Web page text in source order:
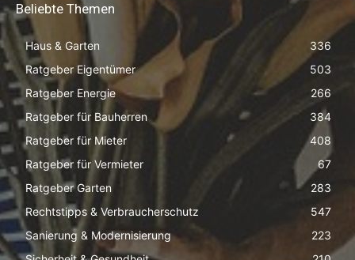
Beliebte Themen
Haus & Garten
336
Ratgeber Eigentümer
503
Ratgeber Energie
266
Ratgeber für Bauherren
384
Ratgeber für Mieter
408
Ratgeber für Vermieter
67
Ratgeber Garten
283
Rechtstipps & Verbraucherschutz
547
Sanierung & Modernisierung
223